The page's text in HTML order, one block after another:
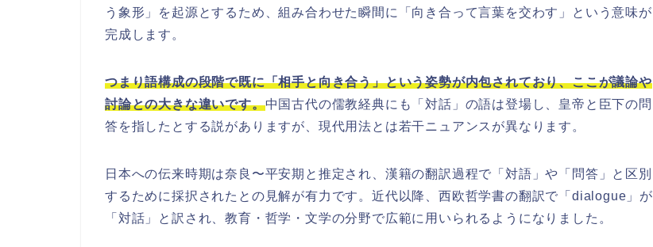
う象形」を起源とするため、組み合わせた瞬間に「向き合って言葉を交わす」という意味が
完成します。
つまり語構成の段階で既に「相手と向き合う」という姿勢が内包されており、ここが議論や
討論との大きな違いです。中国古代の儒教経典にも「対話」の語は登場し、皇帝と臣下の問
答を指したとする説がありますが、現代用法とは若干ニュアンスが異なります。
日本への伝来時期は奈良〜平安期と推定され、漢籍の翻訳過程で「対語」や「問答」と区別
するために採択されたとの見解が有力です。近代以降、西欧哲学書の翻訳で「dialogue」が
「対話」と訳され、教育・哲学・文学の分野で広範に用いられるようになりました。